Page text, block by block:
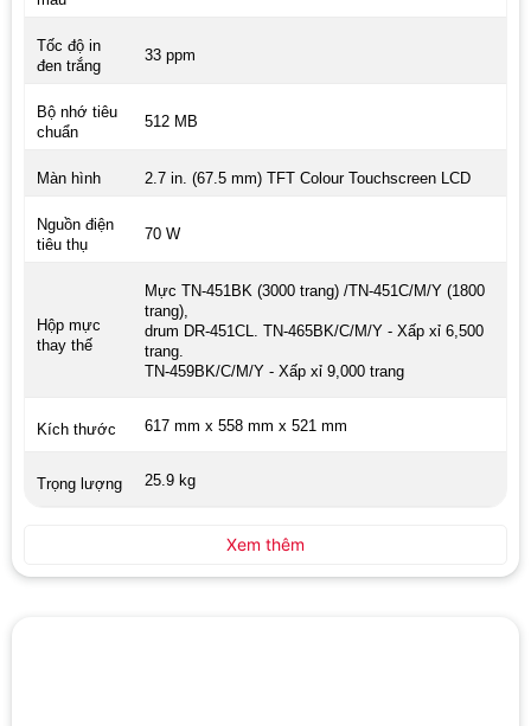
Tốc độ in
đen trắng
33 ppm
Bộ nhớ tiêu
chuẩn
512 MB
Màn hình 2.7 in. (67.5 mm) TFT Colour Touchscreen LCD
Nguồn điện
tiêu thụ
70 W
Hộp mực
thay thế
Mực TN-451BK (3000 trang) /TN-451C/M/Y (1800
trang),
drum DR-451CL. TN-465BK/C/M/Y - Xấp xỉ 6,500
trang.
TN-459BK/C/M/Y - Xấp xỉ 9,000 trang
Kích thước 617 mm x 558 mm x 521 mm
Trọng lượng 25.9 kg
Xem thêm